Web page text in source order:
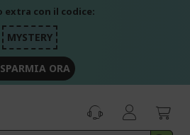
extra con il codice:
MYSTERY
ORA